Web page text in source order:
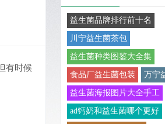
有时候
益生菌品牌排行前十名
川宁益生菌茶包
益生菌种类图鉴大全集
食品厂益生菌包装 万宁
益生菌海报图片大全手工
ad钙奶和益生菌哪个更好